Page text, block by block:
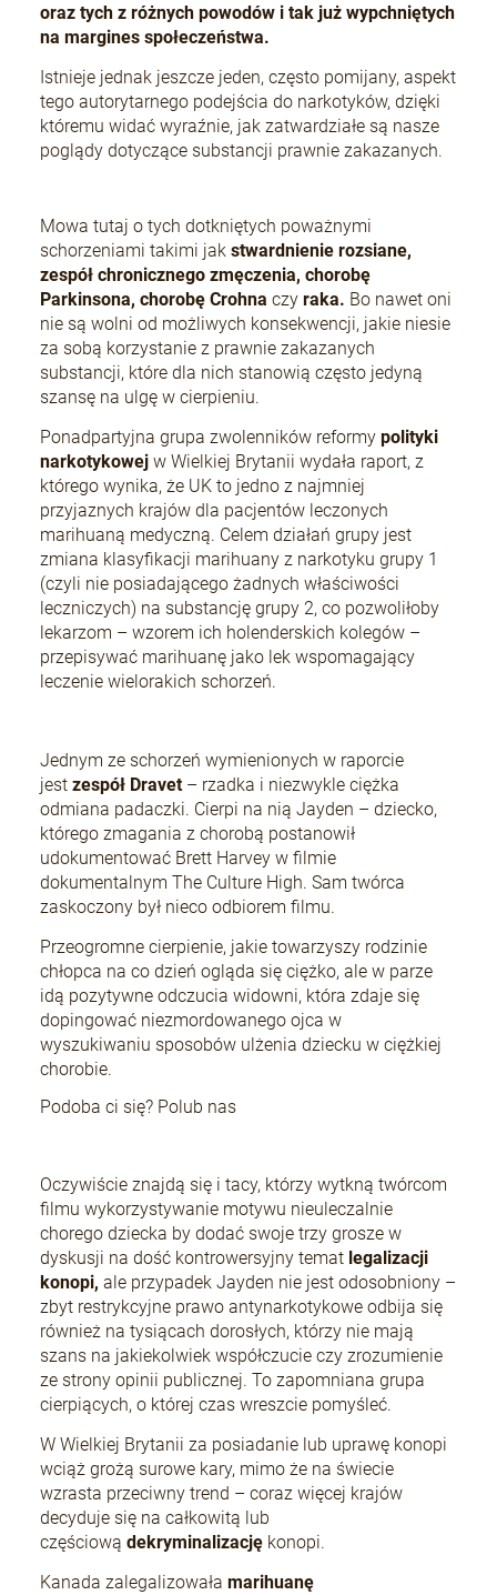
oraz tych z różnych powodów i tak już wypchniętych
na margines społeczeństwa.
Istnieje jednak jeszcze jeden, często pomijany, aspekt
tego autorytarnego podejścia do narkotyków, dzięki
któremu widać wyraźnie, jak zatwardziałe są nasze
poglądy dotyczące substancji prawnie zakazanych.
Mowa tutaj o tych dotkniętych poważnymi
schorzeniami takimi jakstwardnienie rozsiane,
zespół chronicznego zmęczenia, chorobę
Parkinsona, chorobę Crohna czyraka. Bo nawet oni
nie są wolni od możliwych konsekwencji, jakie niesie
za sobą korzystanie z prawnie zakazanych
substancji, które dla nich stanowią często jedyną
szansę na ulgę w cierpieniu.
Ponadpartyjna grupa zwolenników reformypolityki
narkotykowej w Wielkiej Brytanii wydała raport, z
którego wynika, że UK to jedno z najmniej
przyjaznych krajów dla pacjentów leczonych
marihuaną medyczną. Celem działań grupy jest
zmiana klasyfikacji marihuany z narkotyku grupy 1
(czyli nie posiadającego żadnych właściwości
leczniczych) na substancję grupy 2, co pozwoliłoby
lekarzom – wzorem ich holenderskich kolegów –
przepisywać marihuanę jako lek wspomagający
leczenie wielorakich schorzeń.
Jednym ze schorzeń wymienionych w raporcie
jestzespół Dravet– rzadka i niezwykle ciężka
odmiana padaczki. Cierpi na nią Jayden – dziecko,
którego zmagania z chorobą postanowił
udokumentować Brett Harvey w filmie
dokumentalnym The Culture High. Sam twórca
zaskoczony był nieco odbiorem filmu.
Przeogromne cierpienie, jakie towarzyszy rodzinie
chłopca na co dzień ogląda się ciężko, ale w parze
idą pozytywne odczucia widowni, która zdaje się
dopingować niezmordowanego ojca w
wyszukiwaniu sposobów ulżenia dziecku w ciężkiej
chorobie.
Podoba ci się? Polub nas
Oczywiście znajdą się i tacy, którzy wytkną twórcom
filmu wykorzystywanie motywu nieuleczalnie
chorego dziecka by dodać swoje trzy grosze w
dyskusji na dość kontrowersyjny temat legalizacji
konopi, ale przypadek Jayden nie jest odosobniony –
zbyt restrykcyjne prawo antynarkotykowe odbija się
również na tysiącach dorosłych, którzy nie mają
szans na jakiekolwiek współczucie czy zrozumienie
ze strony opinii publicznej. To zapomniana grupa
cierpiących, o której czas wreszcie pomyśleć.
W Wielkiej Brytanii za posiadanie lub uprawę konopi
wciąż grożą surowe kary, mimo że na świecie
wzrasta przeciwny trend – coraz więcej krajów
decyduje się na całkowitą lub
częściowądekryminalizację konopi.
Kanada zalegalizowałamarihuanę